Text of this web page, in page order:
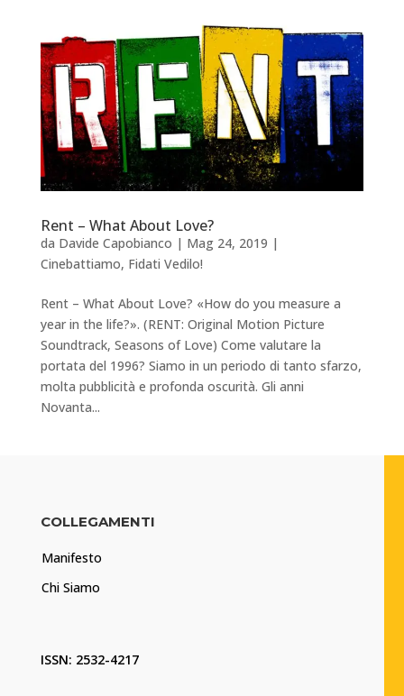
Rent – What About Love?
da Davide Capobianco | Mag 24, 2019 |
Cinebattiamo, Fidati Vedilo!
Rent – What About Love? «How do you measure a
year in the life?». (RENT: Original Motion Picture
Soundtrack, Seasons of Love) Come valutare la
portata del 1996? Siamo in un periodo di tanto sfarzo,
molta pubblicità e profonda oscurità. Gli anni
Novanta...
COLLEGAMENTI
Manifesto
Chi Siamo
ISSN: 2532-4217